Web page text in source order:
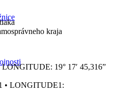
kraja
19° 17′ 45,316”
• LONGITUDE1: